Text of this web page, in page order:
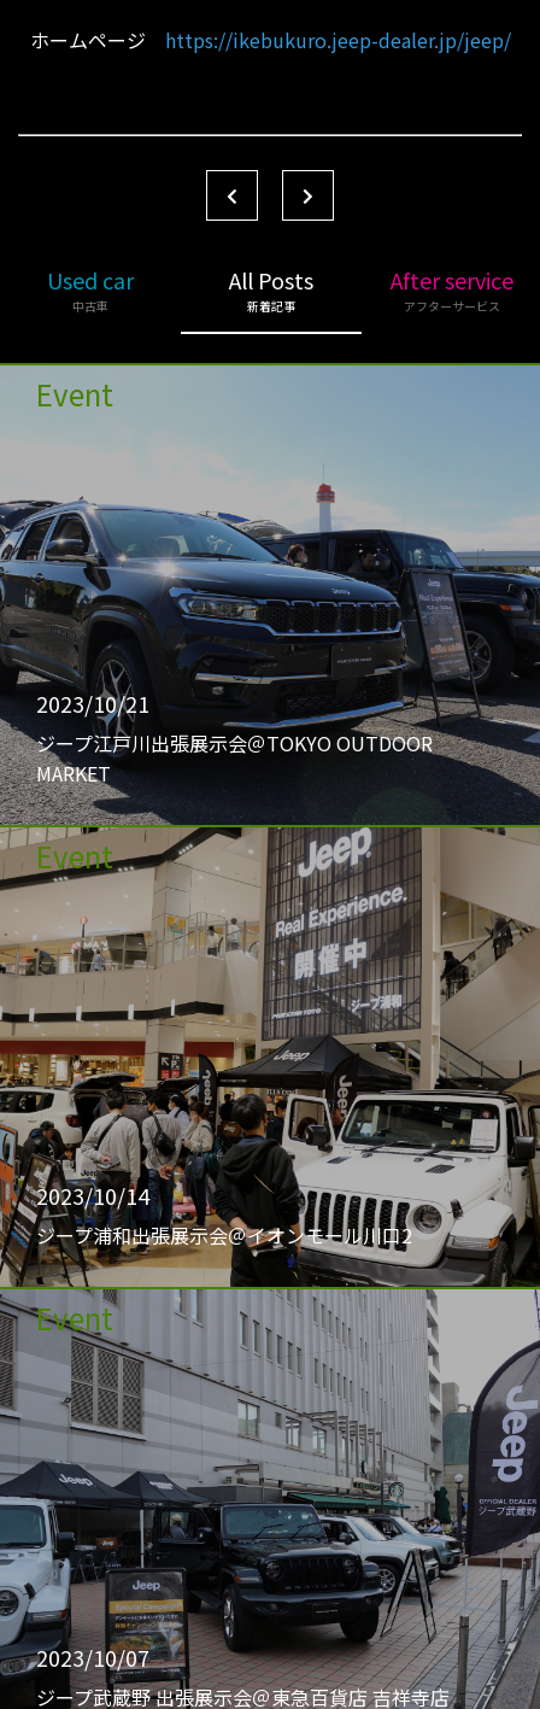
ホームページ https://ikebukuro.jeep-dealer.jp/jeep/
Used car
中古車
All Posts
新着記事
After service
アフターサービス
Event
2023/10/21
ジープ江戸川出張展示会＠TOKYO OUTDOOR
MARKET
Event
2023/10/14
ジープ浦和出張展示会＠イオンモール川口2
Event
2023/10/07
ジープ武蔵野 出張展示会＠東急百貨店 吉祥寺店